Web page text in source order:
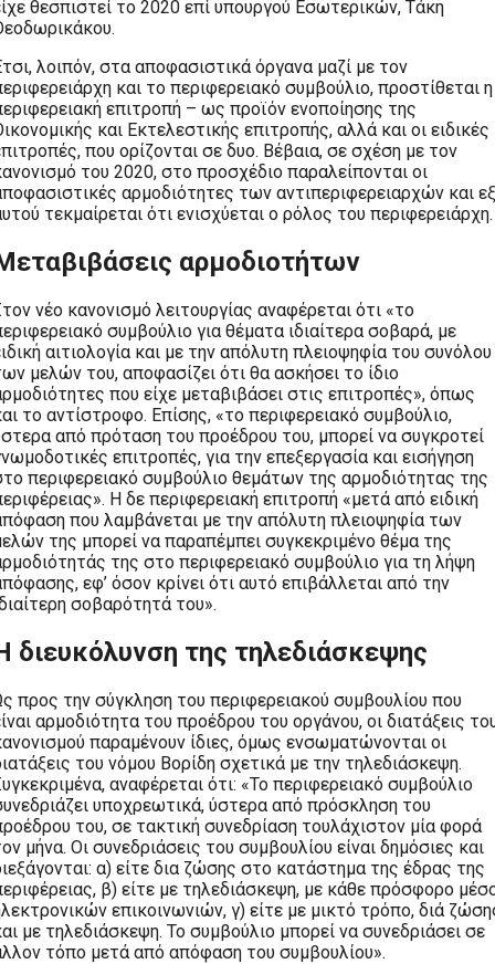
θεσπιστεί το 2020 επί υπουργού Εσωτερικών, Τάκη
λοιπόν, στα αποφασιστικά όργανα μαζί με τον
και το περιφερειακό συμβούλιο, προστίθεται η
επιτροπή – ως προϊόν ενοποίησης της
και Εκτελεστικής επιτροπής, αλλά και οι ειδικές
που ορίζονται σε δυο. Βέβαια, σε σχέση με τον
του 2020, στο προσχέδιο παραλείπονται οι
αρμοδιότητες των αντιπεριφερειαρχών και εξ
τεκμαίρεται ότι ενισχύεται ο ρόλος του περιφερειάρχη.
αρμοδιοτήτων
νέο κανονισμό λειτουργίας αναφέρεται ότι «το
συμβούλιο για θέματα ιδιαίτερα σοβαρά, με
αιτιολογία και με την απόλυτη πλειοψηφία του συνόλου
μελών του, αποφασίζει ότι θα ασκήσει το ίδιο
που είχε μεταβιβάσει στις επιτροπές», όπως
το αντίστροφο. Επίσης, «το περιφερειακό συμβούλιο,
από πρόταση του προέδρου του, μπορεί να συγκροτεί
επιτροπές, για την επεξεργασία και εισήγηση
περιφερειακό συμβούλιο θεμάτων της αρμοδιότητας της
Η δε περιφερειακή επιτροπή «μετά από ειδική
που λαμβάνεται με την απόλυτη πλειοψηφία των
της μπορεί να παραπέμπει συγκεκριμένο θέμα της
της στο περιφερειακό συμβούλιο για τη λήψη
εφ’ όσον κρίνει ότι αυτό επιβάλλεται από την
σοβαρότητά του».
διευκόλυνση της τηλεδιάσκεψης
προς την σύγκληση του περιφερειακού συμβουλίου που
αρμοδιότητα του προέδρου του οργάνου, οι διατάξεις
παραμένουν ίδιες, όμως ενσωματώνονται οι
του νόμου Βορίδη σχετικά με την τηλεδιάσκεψη.
αναφέρεται ότι: «Το περιφερειακό συμβούλιο
υποχρεωτικά, ύστερα από πρόσκληση του
του, σε τακτική συνεδρίαση τουλάχιστον μία φορά
μήνα. Οι συνεδριάσεις του συμβουλίου είναι δημόσιες και
α) είτε δια ζώσης στο κατάστημα της έδρας της
β) είτε με τηλεδιάσκεψη, με κάθε πρόσφορο
επικοινωνιών, γ) είτε με μικτό τρόπο, διά
με τηλεδιάσκεψη. Το συμβούλιο μπορεί να συνεδριάσει σε
τόπο μετά από απόφαση του συμβουλίου».